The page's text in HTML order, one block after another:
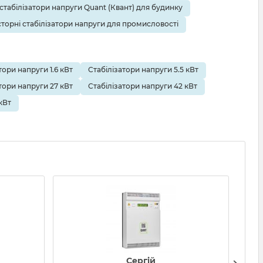
напруги Quant (Квант) для будинку
стабілізатори напруги для промисловості
напруги 1.6 кВт
Стабілізатори напруги 5.5 кВт
напруги 27 кВт
Стабілізатори напруги 42 кВт
Сергій